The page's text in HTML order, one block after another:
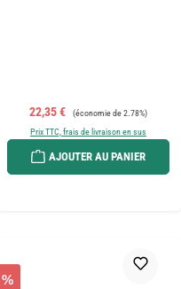
Prix de vente :
22,35 € Prix régulier :
(économie de 2.78%)
Prix TTC, frais de livraison en sus
AJOUTER AU PANIER
%